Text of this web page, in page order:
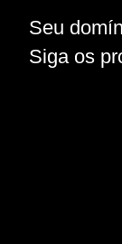
Seu
Siga os